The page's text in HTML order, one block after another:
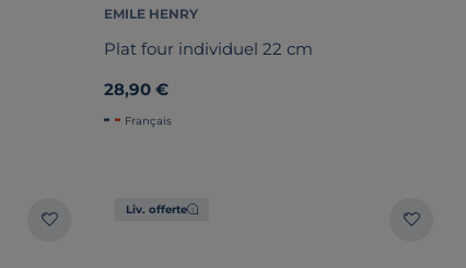
EMILE HENRY
Plat four individuel 22 cm
28,90 €
Français
Liv. offerte